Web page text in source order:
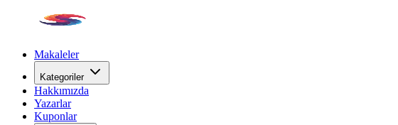
Makaleler
Kategoriler
Hakkımızda
Yazarlar
Kuponlar